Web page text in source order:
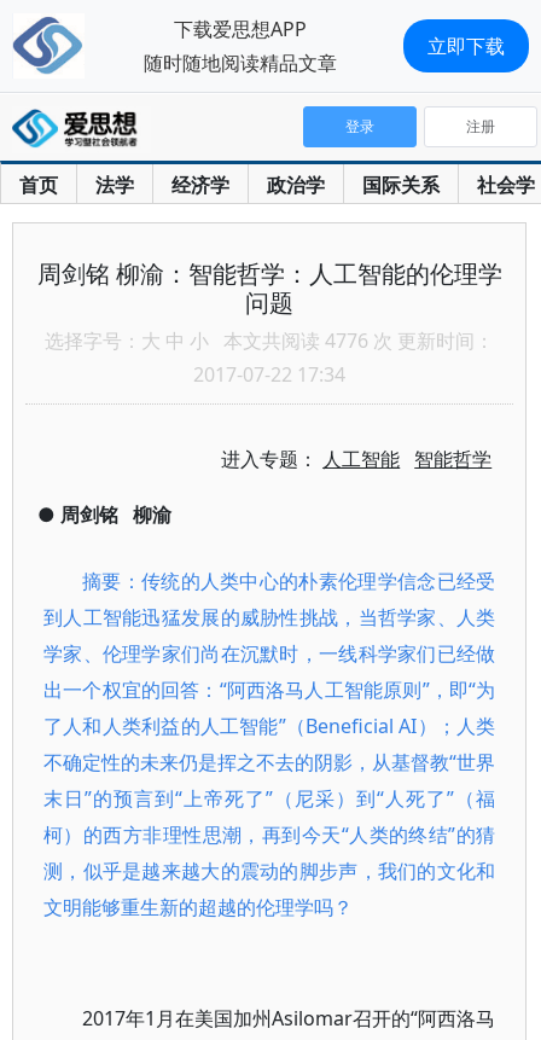
首页 法学 经济学 政治学 国际关系 社会学
登录 注册
周剑铭 柳渝：智能哲学：人工智能的伦理学
问题
选择字号： 大 中 小 本文共阅读 4776 次 更新时间：
2017-07-22 17:34
进入专题： 人工智能 智能哲学
● 周剑铭 柳渝
摘要：传统的人类中心的朴素伦理学信念已经受
到人工智能迅猛发展的威胁性挑战，当哲学家、人类
学家、伦理学家们尚在沉默时，一线科学家们已经做
出一个权宜的回答：“阿西洛马人工智能原则”，即“为
了人和人类利益的人工智能”（Beneficial AI）；人类
不确定性的未来仍是挥之不去的阴影，从基督教“世界
末日”的预言到“上帝死了”（尼采）到“人死了”（福
柯）的西方非理性思潮，再到今天“人类的终结”的猜
测，似乎是越来越大的震动的脚步声，我们的文化和
文明能够重生新的超越的伦理学吗？
2017年1月在美国加州Asilomar召开的“阿西洛马
下载爱思想APP
随时随地阅读精品文章
立即下载